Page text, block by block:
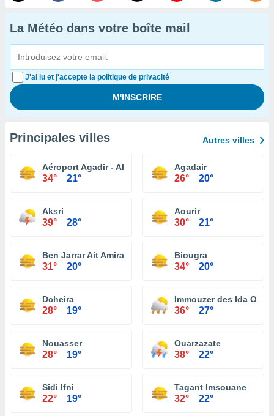
La Météo dans votre boîte mail
J'ai lu et j'accepte la politique de privacité
Principales villes Autres villes
Aéroport Agadir - Al Massira
34° 21°
Agadair
26° 20°
Aksri
39° 28°
Aourir
30° 21°
Ben Jarrar Ait Amira
31° 20°
Biougra
34° 20°
Dcheira
28° 19°
Immouzer des Ida Ou
36° 27°
Nouasser
28° 19°
Ouarzazate
38° 22°
Sidi Ifni
22° 19°
Tagant Imsouane
32° 22°